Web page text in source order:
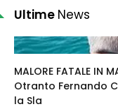
Ultime News
MALORE FATALE IN
Otranto Fernando
la Sla